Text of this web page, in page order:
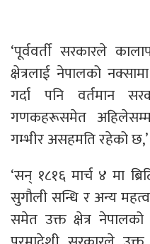
‘पूर्ववर्ती सरकारले
क्षेत्रलाई नेपालको
गर्दा पनि वर्तमान
गणकहरूसमेत अहिलेसम्म
गम्भीर असहमति रहेको छ,’
‘सन् १८१६ मार्च ४ मा
सुगौली सन्धि र अन्य
समेत उक्त क्षेत्र नेपालको